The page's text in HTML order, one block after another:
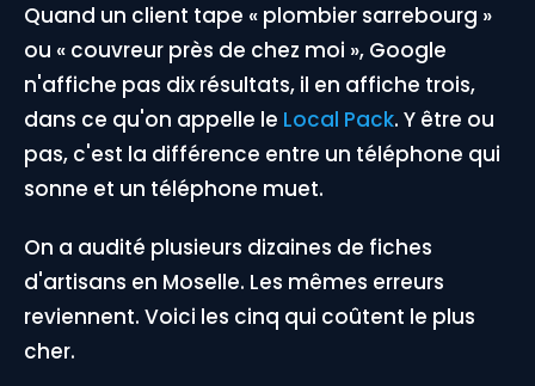
Quand un client tape « plombier sarrebourg »
ou « couvreur près de chez moi », Google
n'affiche pas dix résultats, il en affiche trois,
dans ce qu'on appelle le Local Pack. Y être ou
pas, c'est la différence entre un téléphone qui
sonne et un téléphone muet.
On a audité plusieurs dizaines de fiches
d'artisans en Moselle. Les mêmes erreurs
reviennent. Voici les cinq qui coûtent le plus
cher.